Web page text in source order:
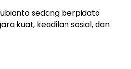
sedang berpidato
kuat, keadilan sosial, dan